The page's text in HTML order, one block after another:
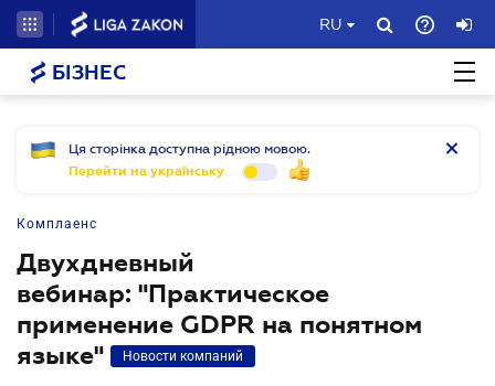
RU
БІЗНЕС
Ця сторінка доступна рідною мовою.
Перейти на українську
Комплаенс
Двухдневный
вебинар: "Практическое
применение GDPR на понятном
языке"
Новости компаний